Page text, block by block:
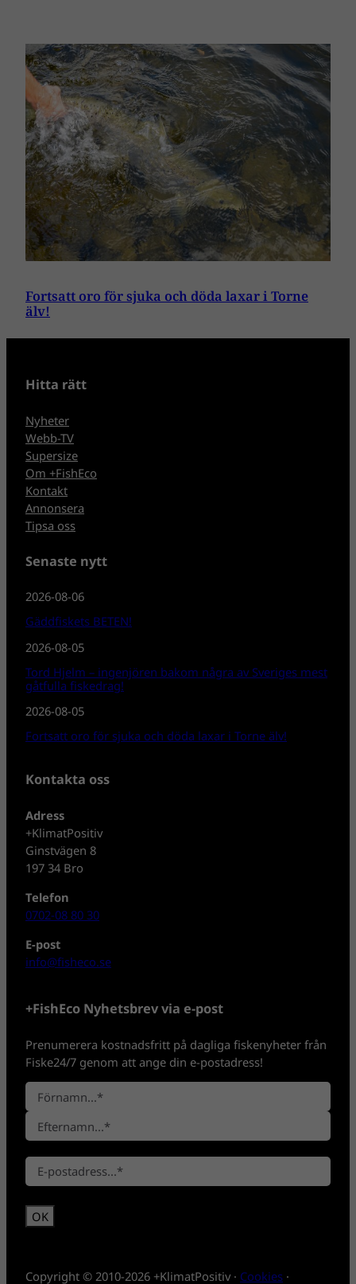
Fortsatt oro för sjuka och döda laxar i Torne
älv!
Hitta rätt
Nyheter
Webb-TV
Supersize
Om +FishEco
Kontakt
Annonsera
Tipsa oss
Senaste nytt
2026-08-06
Gäddfiskets BETEN!
2026-08-05
Tord Hjelm – ingenjören bakom några av Sveriges mest
gåtfulla fiskedrag!
2026-08-05
Fortsatt oro för sjuka och döda laxar i Torne älv!
Kontakta oss
Adress
+KlimatPositiv
Ginstvägen 8
197 34 Bro
Telefon
0702-08 80 30
E-post
info@fisheco.se
+FishEco Nyhetsbrev via e-post
Prenumerera kostnadsfritt på dagliga fiskenyheter från
Fiske24/7 genom att ange din e-postadress!
N
a
n
*
F
ö
r
a
m
n
t
m
E
-
*
Copyright © 2010-2026 +KlimatPositiv · Cookies ·